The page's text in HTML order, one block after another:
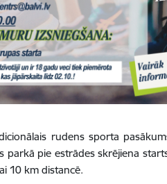
rudens sporta
parkā pie estrādes skrējiena
10 km distancē.